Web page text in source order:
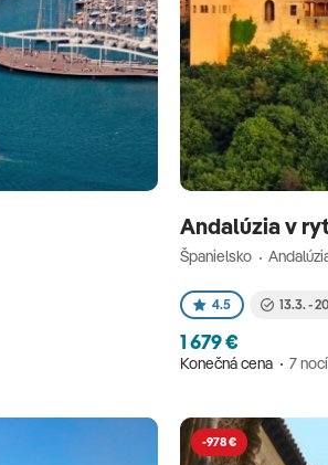
Andalúzia v
Španielsko
4.5 13.3. -
1 679 €
Konečná cena 7 nocí
-978 €